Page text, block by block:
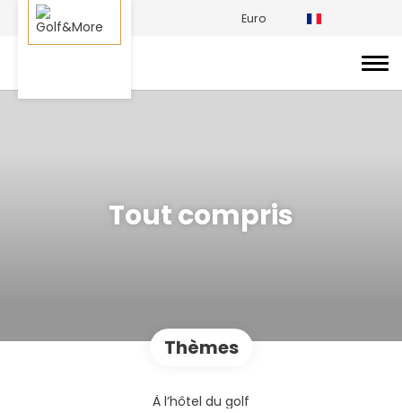
Euro
Tout compris
Thèmes
À l’hôtel du golf